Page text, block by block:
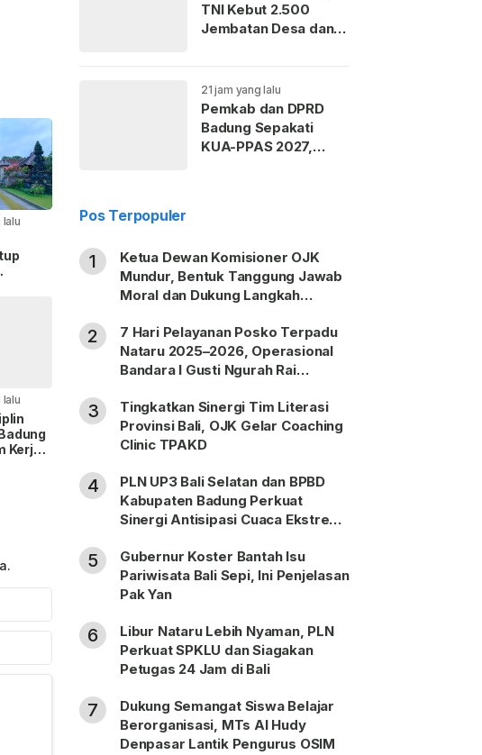
lalu
lalu
Kerja
TNI Kebut 2.500
Jembatan Desa dan
21 jam yang lalu
Pemkab dan DPRD
Badung Sepakati
KUA-PPAS 2027,
Pos Terpopuler
1
Ketua Dewan Komisioner OJK
Mundur, Bentuk Tanggung Jawab
Moral dan Dukung Langkah
2
7 Hari Pelayanan Posko Terpadu
Nataru 2025–2026, Operasional
Bandara I Gusti Ngurah Rai
3
Tingkatkan Sinergi Tim Literasi
Provinsi Bali, OJK Gelar Coaching
Clinic TPAKD
4
PLN UP3 Bali Selatan dan BPBD
Kabupaten Badung Perkuat
Sinergi Antisipasi Cuaca Ekstrem
5
Gubernur Koster Bantah Isu
Pariwisata Bali Sepi, Ini Penjelasan
Pak Yan
6
Libur Nataru Lebih Nyaman, PLN
Perkuat SPKLU dan Siagakan
Petugas 24 Jam di Bali
7
Dukung Semangat Siswa Belajar
Berorganisasi, MTs Al Hudy
Denpasar Lantik Pengurus OSIM